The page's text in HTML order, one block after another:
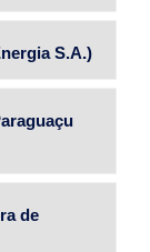
S.A.)
de